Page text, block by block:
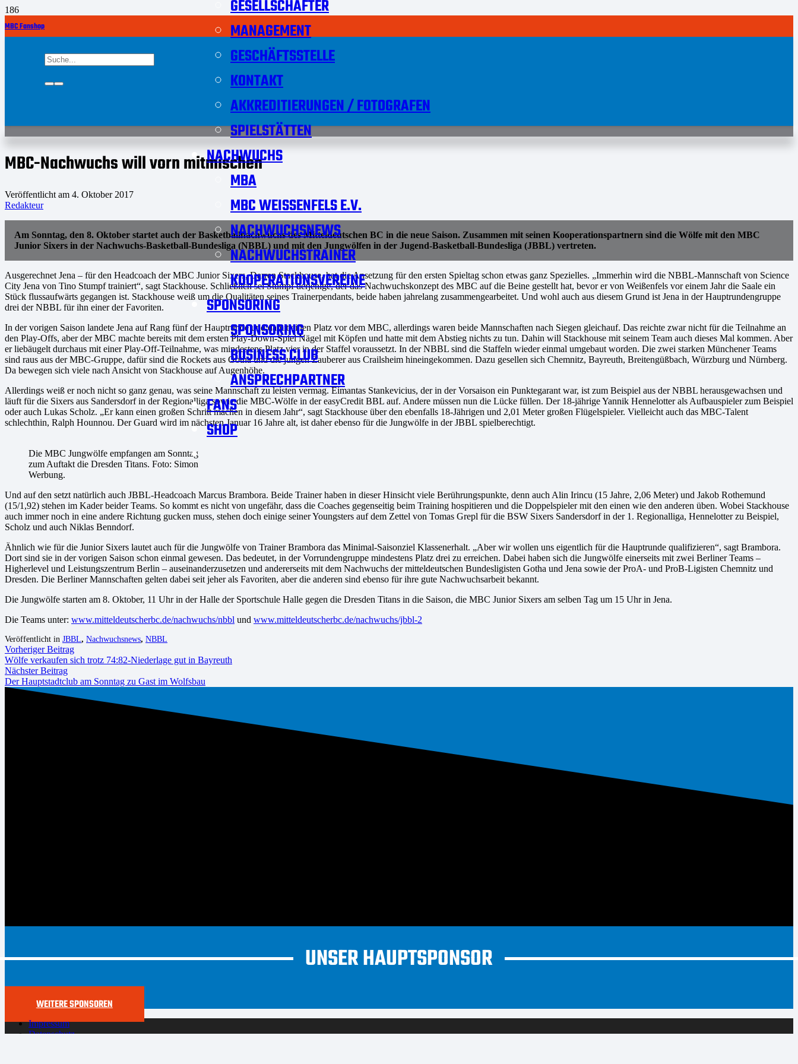
MBC Fanshop
GESELLSCHAFTER
MANAGEMENT
GESCHÄFTSSTELLE
KONTAKT
AKKREDITIERUNGEN / FOTOGRAFEN
SPIELSTÄTTEN
NACHWUCHS
MBA
MBC WEISSENFELS E.V.
NACHWUCHSNEWS
NACHWUCHSTRAINER
KOOPERATIONSVEREINE
SPONSORING
SPONSORING
BUSINESS CLUB
ANSPRECHPARTNER
FANS
SHOP
MBC-Nachwuchs will vorn mitmischen
Veröffentlicht am 4. Oktober 2017
Redakteur
Am Sonntag, den 8. Oktober startet auch der Basketballnachwuchs des Mitteldeutschen BC in die neue Saison. Zusammen mit seinen Kooperationspartnern sind die Wölfe mit den MBC
Junior Sixers in der Nachwuchs-Basketball-Bundesliga (NBBL) und mit den Jungwölfen in der Jugend-Basketball-Bundesliga (JBBL) vertreten.
Ausgerechnet Jena – für den Headcoach der MBC Junior Sixers, Darren Stackhouse, hat die Ansetzung für den ersten Spieltag schon etwas ganz Spezielles. „Immerhin wird die NBBL-Mannschaft von Science
City Jena von Tino Stumpf trainiert“, sagt Stackhouse. Schließlich sei Stumpf derjenige, der das Nachwuchskonzept des MBC auf die Beine gestellt hat, bevor er von Weißenfels vor einem Jahr die Saale ein
Stück flussaufwärts gegangen ist. Stackhouse weiß um die Qualitäten seines Trainerpendants, beide haben jahrelang zusammengearbeitet. Und wohl auch aus diesem Grund ist Jena in der Hauptrundengruppe
drei der NBBL für ihn einer der Favoriten.
In der vorigen Saison landete Jena auf Rang fünf der Hauptrunde und damit einen Platz vor dem MBC, allerdings waren beide Mannschaften nach Siegen gleichauf. Das reichte zwar nicht für die Teilnahme an
den Play-Offs, aber der MBC machte bereits mit dem ersten Play-Down-Spiel Nägel mit Köpfen und hatte mit dem Abstieg nichts zu tun. Dahin will Stackhouse mit seinem Team auch dieses Mal kommen. Aber
er liebäugelt durchaus mit einer Play-Off-Teilnahme, was mindestens Platz vier in der Staffel voraussetzt. In der NBBL sind die Staffeln wieder einmal umgebaut worden. Die zwei starken Münchener Teams
sind raus aus der MBC-Gruppe, dafür sind die Rockets aus Gotha und die jungen Zauberer aus Crailsheim hineingekommen. Dazu gesellen sich Chemnitz, Bayreuth, Breitengüßbach, Würzburg und Nürnberg.
Da bewegen sich viele nach Ansicht von Stackhouse auf Augenhöhe.
Allerdings weiß er noch nicht so ganz genau, was seine Mannschaft zu leisten vermag. Eimantas Stankevicius, der in der Vorsaison ein Punktegarant war, ist zum Beispiel aus der NBBL herausgewachsen und
läuft für die Sixers aus Sandersdorf in der Regionalliga sowie die MBC-Wölfe in der easyCredit BBL auf. Andere müssen nun die Lücke füllen. Der 18-jährige Yannik Hennelotter als Aufbauspieler zum Beispiel
oder auch Lukas Scholz. „Er kann einen großen Schritt machen in diesem Jahr“, sagt Stackhouse über den ebenfalls 18-Jährigen und 2,01 Meter großen Flügelspieler. Vielleicht auch das MBC-Talent
schlechthin, Ralph Hounnou. Der Guard wird im nächsten Januar 16 Jahre alt, ist daher ebenso für die Jungwölfe in der JBBL spielberechtigt.
Die MBC Jungwölfe empfangen am Sonntag
zum Auftakt die Dresden Titans. Foto: Simon
Werbung.
Und auf den setzt natürlich auch JBBL-Headcoach Marcus Brambora. Beide Trainer haben in dieser Hinsicht viele Berührungspunkte, denn auch Alin Irincu (15 Jahre, 2,06 Meter) und Jakob Rothemund
(15/1,92) stehen im Kader beider Teams. So kommt es nicht von ungefähr, dass die Coaches gegenseitig beim Training hospitieren und die Doppelspieler mit den einen wie den anderen üben. Wobei Stackhouse
auch immer noch in eine andere Richtung gucken muss, stehen doch einige seiner Youngsters auf dem Zettel von Tomas Grepl für die BSW Sixers Sandersdorf in der 1. Regionalliga, Hennelotter zu Beispiel,
Scholz und auch Niklas Benndorf.
Ähnlich wie für die Junior Sixers lautet auch für die Jungwölfe von Trainer Brambora das Minimal-Saisonziel Klassenerhalt. „Aber wir wollen uns eigentlich für die Hauptrunde qualifizieren“, sagt Brambora.
Dort sind sie in der vorigen Saison schon einmal gewesen. Das bedeutet, in der Vorrundengruppe mindestens Platz drei zu erreichen. Dabei haben sich die Jungwölfe einerseits mit zwei Berliner Teams –
Higherlevel und Leistungszentrum Berlin – auseinanderzusetzen und andererseits mit dem Nachwuchs der mitteldeutschen Bundesligisten Gotha und Jena sowie der ProA- und ProB-Ligisten Chemnitz und
Dresden. Die Berliner Mannschaften gelten dabei seit jeher als Favoriten, aber die anderen sind ebenso für ihre gute Nachwuchsarbeit bekannt.
Die Jungwölfe starten am 8. Oktober, 11 Uhr in der Halle der Sportschule Halle gegen die Dresden Titans in die Saison, die MBC Junior Sixers am selben Tag um 15 Uhr in Jena.
Die Teams unter: www.mitteldeutscherbc.de/nachwuchs/nbbl und www.mitteldeutscherbc.de/nachwuchs/jbbl-2
Veröffentlicht in JBBL, Nachwuchsnews, NBBL
Vorheriger Beitrag
Wölfe verkaufen sich trotz 74:82-Niederlage gut in Bayreuth
Nächster Beitrag
Der Hauptstadtclub am Sonntag zu Gast im Wolfsbau
UNSER HAUPTSPONSOR
WEITERE SPONSOREN
Impressum
Datenschutz